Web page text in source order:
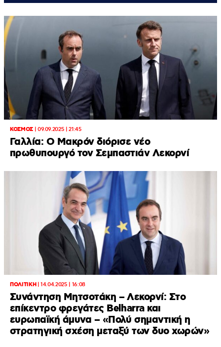
ΚΟΣΜΟΣ| 09.09.2025 | 21:45
Γαλλία: Ο Μακρόν διόρισε νέο
πρωθυπουργό τον Σεμπαστιάν Λεκορνί
ΠΟΛΙΤΙΚΗ|14.04.2025 | 16:08
Συνάντηση Μητσοτάκη – Λεκορνί: Στο
επίκεντρο φρεγάτες Belharra και
ευρωπαϊκή άμυνα – «Πολύ σημαντική η
στρατηγική σχέση μεταξύ των δυο χωρών»